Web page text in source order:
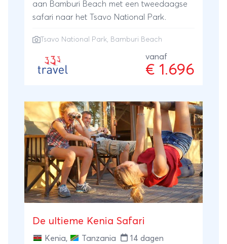
National Park zijn het opnieuw kuddes
olifanten die je weg kruisen en als klap op
de vuurpijl passeren alle leden van de Big
en Tsavo East National Park. Je reis eindig
je aan het tropische Diani Beach, waar je
watersportactiviteiten kunt ondernemen.
Deze 18-daagse Kenia safari- en strand
rondreis is het bewijs dat perfectie wel
degelijk bestaat.
aan Bamburi Beach met een tweedaagse
safari naar het Tsavo National Park.
Tsavo National Park, Bamburi Beach
vanaf
€ 1.696
De ultieme Kenia Safari
Kenia, Tanzania
14 dagen